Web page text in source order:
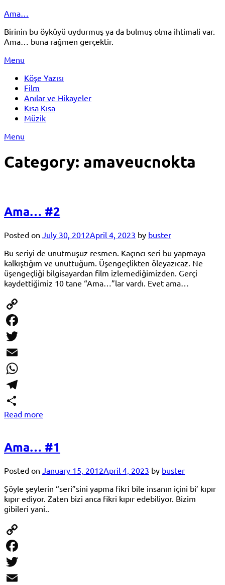
Skip
content
Ama…
Birinin bu öyküyü uydurmuş ya da bulmuş olma ihtimali var.
Ama… buna rağmen gerçektir.
Menu
Köşe Yazısı
Film
Anılar ve Hikayeler
Kısa Kısa
Müzik
Menu
Category: amaveucnokta
Ama… #2
Posted on July 30, 2012April 4, 2023 by buster
Bu seriyi de unutmuşuz resmen. Kaçıncı seri bu yapmaya
kalkıştığım ve unuttuğum. Üşengeçlikten öleyazıcaz. Ne
üşengeçliği bilgisayardan film izlemediğimizden. Gerçi
kaydettiğimiz 10 tane “Ama…”lar vardı. Evet ama…
Copy
Link
Facebook
Twitter
Email
WhatsApp
Telegram
Share
Read more
Ama… #1
Posted on January 15, 2012April 4, 2023 by buster
Şöyle şeylerin “seri”sini yapma fikri bile insanın içini bi’ kıpır
kıpır ediyor. Zaten bizi anca fikri kıpır edebiliyor. Bizim
gibileri yani..
Copy
Link
Facebook
Twitter